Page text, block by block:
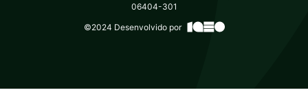
06404-301
©2024 Desenvolvido por